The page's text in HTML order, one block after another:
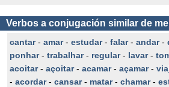
Verbos a conjugación similar de
cantar- amar- estudar- falar- andar-
ponhar- trabalhar- regular- lavar-
acoitar- açoitar- acamar- açamar-
- acordar- cansar- matar- chamar-